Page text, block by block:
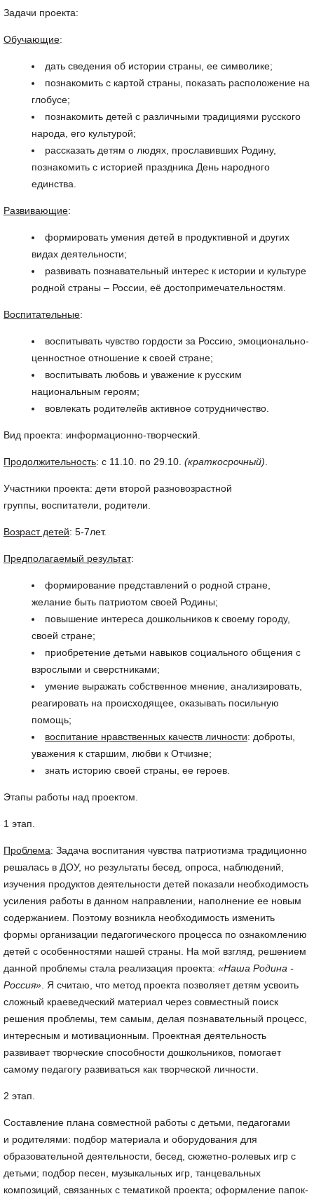
Задачи проекта:
Обучающие:
дать сведения об истории страны, ее символике;
познакомить с картой страны, показать расположение на
глобусе;
познакомить детей с различными традициями русского
народа, его культурой;
рассказать детям о людях, прославивших Родину,
познакомить с историей праздника День народного
единства.
Развивающие:
формировать умения детей в продуктивной и других
видах деятельности;
развивать познавательный интерес к истории и культуре
родной страны – России, её достопримечательностям.
Воспитательные:
воспитывать чувство гордости за Россию, эмоционально-
ценностное отношение к своей стране;
воспитывать любовь и уважение к русским
национальным героям;
вовлекать родителейв активное сотрудничество.
Вид проекта: информационно-творческий.
Продолжительность: с 11.10. по 29.10. (краткосрочный)
Участники проекта: дети второй разновозрастной
группы, воспитатели, родители.
Возраст детей: 5-7лет.
Предполагаемый результат:
формирование представлений о родной стране,
желание быть патриотом своей Родины;
повышение интереса дошкольников к своему городу,
своей стране;
приобретение детьми навыков социального общения с
взрослыми и сверстниками;
умение выражать собственное мнение, анализировать,
реагировать на происходящее, оказывать посильную
помощь;
воспитание нравственных качеств личности: доброты,
уважения к старшим, любви к Отчизне;
знать историю своей страны, ее героев.
Этапы работы над проектом.
1 этап.
Проблема: Задача воспитания чувства патриотизма традиционно
решалась в ДОУ, но результаты бесед, опроса, наблюдений,
изучения продуктов деятельности детей показали необходимость
усиления работы в данном направлении, наполнение ее новым
содержанием. Поэтому возникла необходимость изменить
формы организации педагогического процесса по ознакомлению
детей с особенностями нашей страны. На мой взгляд, решением
данной проблемы стала реализация проекта: «Наша Родина -
Россия» . Я считаю, что метод проекта позволяет детям усвоить
сложный краеведческий материал через совместный поиск
решения проблемы, тем самым, делая познавательный процесс,
интересным и мотивационным. Проектная деятельность
развивает творческие способности дошкольников, помогает
самому педагогу развиваться как творческой личности.
2 этап.
Составление плана совместной работы с детьми, педагогами
и родителями: подбор материала и оборудования для
образовательной деятельности, бесед, сюжетно-ролевых игр с
детьми; подбор песен, музыкальных игр, танцевальных
композиций, связанных с тематикой проекта; оформление папок-